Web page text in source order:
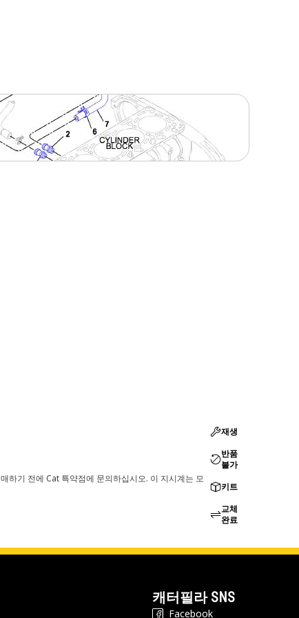
하기 전에 Cat 특약점에 문의하십시오. 이 지시계는 모
재생
반품
불가
키트
교체
완료
캐터필라 SNS
Facebook